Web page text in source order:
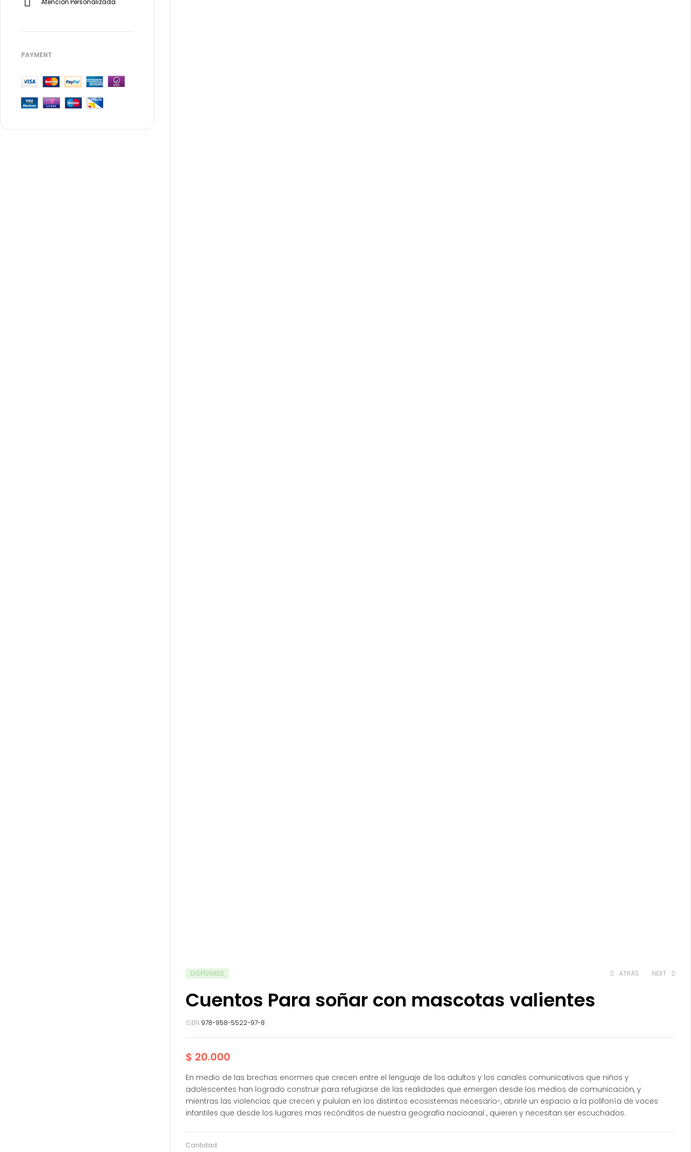
DISPONIBLE ATRÁS NEXT
Cuentos Para soñar con mascotas valientes
ISBN 978-958-5522-97-8
$ 20.000
En medio de las brechas enormes que crecen entre el lenguaje de los adultos y los canales comunicativos que niños y
adolescentes han logrado construir para refugiarse de las realidades que emergen desde los medios de comunicación, y
mientras las violencias que crecen y pululan en los distintos ecosistemas necesario-, abrirle un espacio a la polifonía de voces
infantiles que desde los lugares mas recónditos de nuestra geografia nacioanal , quieren y necesitan ser escuchados.
Cantidad
Atención Personalizada
PAYMENT